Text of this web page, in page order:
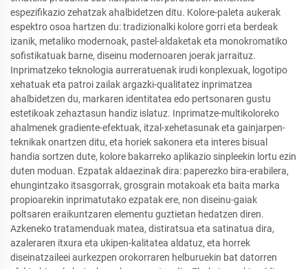
espezifikazio zehatzak ahalbidetzen ditu. Kolore-paleta aukerak
espektro osoa hartzen du: tradizionalki kolore gorri eta berdeak
izanik, metaliko modernoak, pastel-aldaketak eta monokromatiko
sofistikatuak barne, diseinu modernoaren joerak jarraituz.
Inprimatzeko teknologia aurreratuenak irudi konplexuak, logotipo
xehatuak eta patroi zailak argazki-qualitatez inprimatzea
ahalbidetzen du, markaren identitatea edo pertsonaren gustu
estetikoak zehaztasun handiz islatuz. Inprimatze-multikoloreko
ahalmenek gradiente-efektuak, itzal-xehetasunak eta gainjarpen-
teknikak onartzen ditu, eta horiek sakonera eta interes bisual
handia sortzen dute, kolore bakarreko aplikazio sinpleekin lortu ezin
duten moduan. Ezpatak aldaezinak dira: paperezko bira-erabilera,
ehungintzako itsasgorrak, grosgrain motakoak eta baita marka
propioarekin inprimatutako ezpatak ere, non diseinu-gaiak
poltsaren eraikuntzaren elementu guztietan hedatzen diren.
Azkeneko tratamenduak matea, distiratsua eta satinatua dira,
azaleraren itxura eta ukipen-kalitatea aldatuz, eta horrek
diseinatzaileei aurkezpen orokorraren helburuekin bat datorren